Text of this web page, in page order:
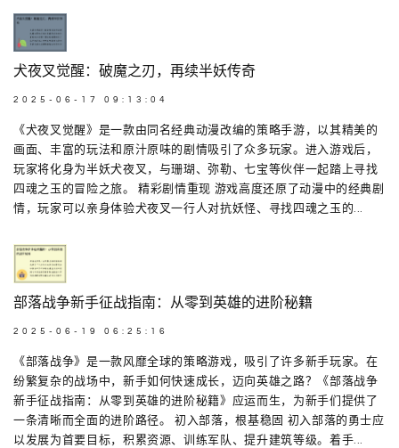
犬夜叉觉醒：破魔之刃，再续半妖传奇
2025-06-17 09:13:04
《犬夜叉觉醒》是一款由同名经典动漫改编的策略手游，以其精美的
画面、丰富的玩法和原汁原味的剧情吸引了众多玩家。进入游戏后，
玩家将化身为半妖犬夜叉，与珊瑚、弥勒、七宝等伙伴一起踏上寻找
四魂之玉的冒险之旅。 精彩剧情重现 游戏高度还原了动漫中的经典剧
情，玩家可以亲身体验犬夜叉一行人对抗妖怪、寻找四魂之玉的...
部落战争新手征战指南：从零到英雄的进阶秘籍
2025-06-19 06:25:16
《部落战争》是一款风靡全球的策略游戏，吸引了许多新手玩家。在
纷繁复杂的战场中，新手如何快速成长，迈向英雄之路？《部落战争
新手征战指南：从零到英雄的进阶秘籍》应运而生，为新手们提供了
一条清晰而全面的进阶路径。 初入部落，根基稳固 初入部落的勇士应
以发展为首要目标，积累资源、训练军队、提升建筑等级。着手...